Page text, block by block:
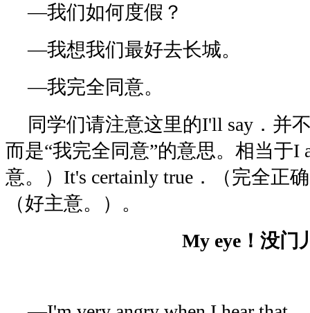
—我们如何度假？
—我想我们最好去长城。
—我完全同意。
同学们请注意这里的I'll say．并
而是“我完全同意”的意思。相当于I
意。）It's certainly true．（完全正
（好主意。）。
My eye！没门